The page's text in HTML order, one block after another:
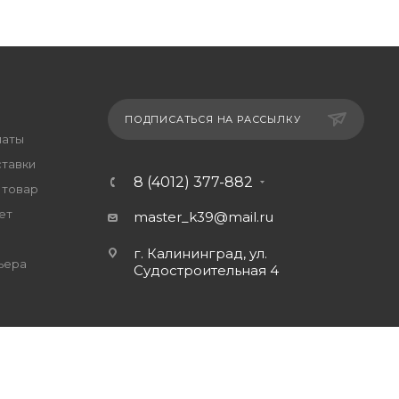
ПОДПИСАТЬСЯ НА РАССЫЛКУ
8 (4012) 377-882
master_k39@mail.ru
г. Калининград, ул.
Судостроительная 4